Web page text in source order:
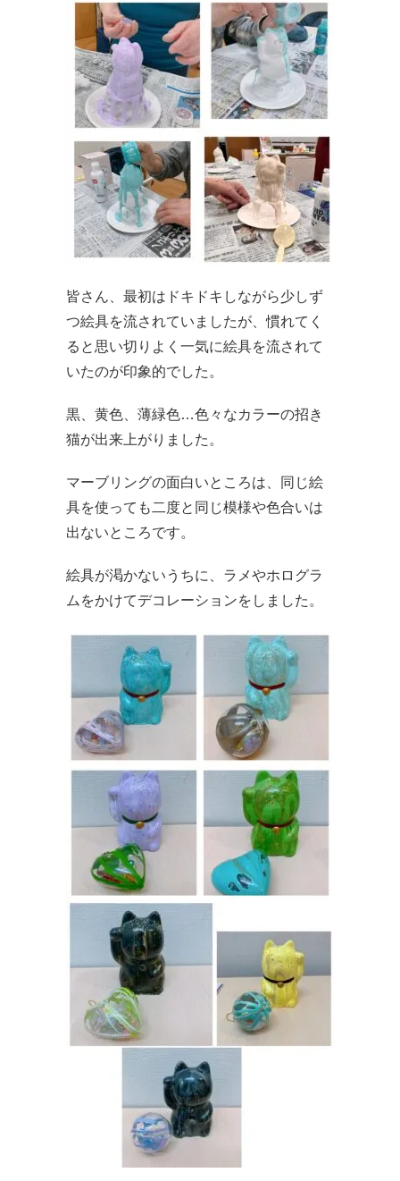
皆さん、最初はドキドキしながら少しず
つ絵具を流されていましたが、慣れてく
ると思い切りよく一気に絵具を流されて
いたのが印象的でした。
黒、黄色、薄緑色…色々なカラーの招き
猫が出来上がりました。
マーブリングの面白いところは、同じ絵
具を使っても二度と同じ模様や色合いは
出ないところです。
絵具が渇かないうちに、ラメやホログラ
ムをかけてデコレーションをしました。